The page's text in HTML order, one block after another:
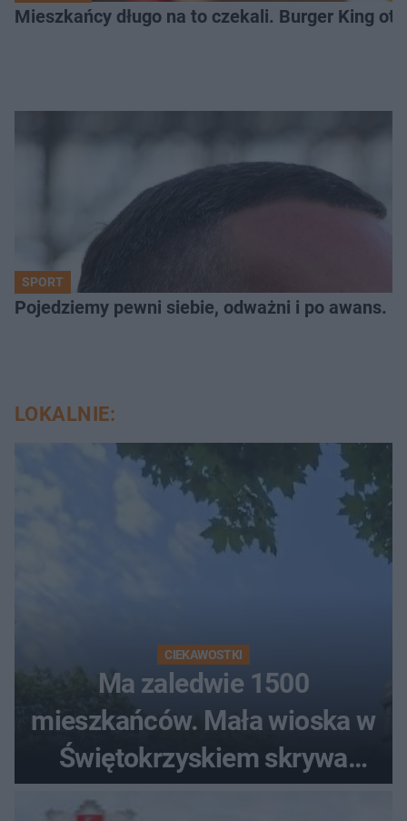
Mieszkańcy długo na to czekali. Burger King
SPORT
Pojedziemy pewni siebie, odważni i po awans.
LOKALNIE:
CIEKAWOSTKI
Ma zaledwie 1500
mieszkańców. Mała wioska w
Świętokrzyskiem skrywa
zabytki, bywał tu nawet król